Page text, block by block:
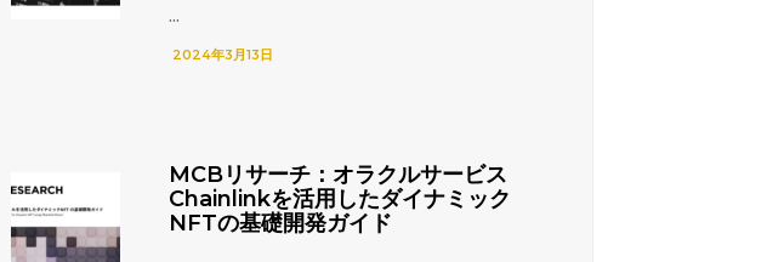
...
2024年3月13日
MCBリサーチ：オラクルサービス
Chainlinkを活用したダイナミック
NFTの基礎開発ガイド